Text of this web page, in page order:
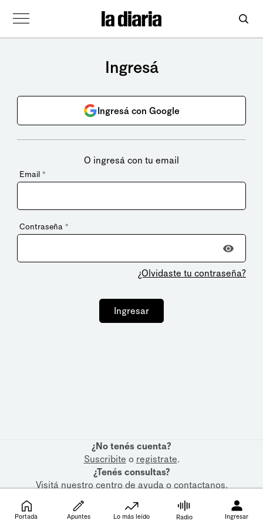
Ingresá
Ingresá con Google
O ingresá con tu email
Email *
Contraseña *
¿Olvidaste tu contraseña?
Ingresar
¿No tenés cuenta?
Suscribite o registrate.
¿Tenés consultas?
Visitá nuestrocentro de ayudaocontactanos.
Portada Apuntes Lo más leído Radio Ingresar